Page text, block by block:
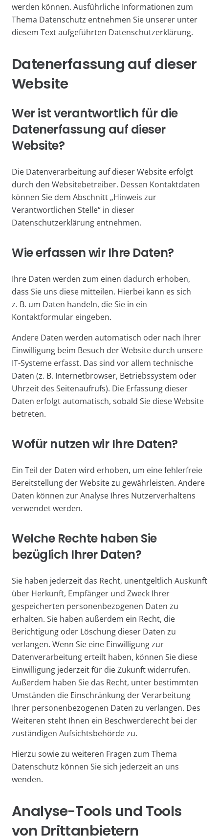
werden können. Ausführliche Informationen zum
Thema Datenschutz entnehmen Sie unserer unter
diesem Text aufgeführten Datenschutzerklärung.
Datenerfassung auf dieser
Website
Wer ist verantwortlich für die
Datenerfassung auf dieser
Website?
Die Datenverarbeitung auf dieser Website erfolgt
durch den Websitebetreiber. Dessen Kontaktdaten
können Sie dem Abschnitt „Hinweis zur
Verantwortlichen Stelle“ in dieser
Datenschutzerklärung entnehmen.
Wie erfassen wir Ihre Daten?
Ihre Daten werden zum einen dadurch erhoben,
dass Sie uns diese mitteilen. Hierbei kann es sich
z. B. um Daten handeln, die Sie in ein
Kontaktformular eingeben.
Andere Daten werden automatisch oder nach Ihrer
Einwilligung beim Besuch der Website durch unsere
IT-Systeme erfasst. Das sind vor allem technische
Daten (z. B. Internetbrowser, Betriebssystem oder
Uhrzeit des Seitenaufrufs). Die Erfassung dieser
Daten erfolgt automatisch, sobald Sie diese Website
betreten.
Wofür nutzen wir Ihre Daten?
Ein Teil der Daten wird erhoben, um eine fehlerfreie
Bereitstellung der Website zu gewährleisten. Andere
Daten können zur Analyse Ihres Nutzerverhaltens
verwendet werden.
Welche Rechte haben Sie
bezüglich Ihrer Daten?
Sie haben jederzeit das Recht, unentgeltlich Auskunft
über Herkunft, Empfänger und Zweck Ihrer
gespeicherten personenbezogenen Daten zu
erhalten. Sie haben außerdem ein Recht, die
Berichtigung oder Löschung dieser Daten zu
verlangen. Wenn Sie eine Einwilligung zur
Datenverarbeitung erteilt haben, können Sie diese
Einwilligung jederzeit für die Zukunft widerrufen.
Außerdem haben Sie das Recht, unter bestimmten
Umständen die Einschränkung der Verarbeitung
Ihrer personenbezogenen Daten zu verlangen. Des
Weiteren steht Ihnen ein Beschwerderecht bei der
zuständigen Aufsichtsbehörde zu.
Hierzu sowie zu weiteren Fragen zum Thema
Datenschutz können Sie sich jederzeit an uns
wenden.
Analyse-Tools und Tools
von Dritt­anbietern